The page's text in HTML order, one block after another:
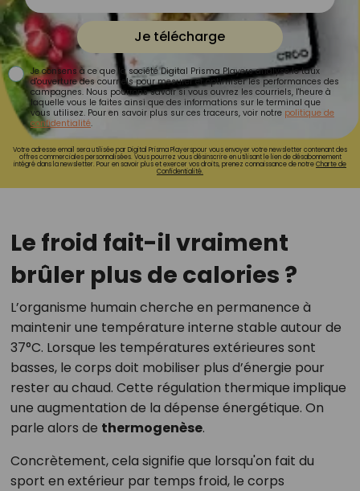
Je télécharge
Je consens à ce que la société Digital Prisma Players analyse le taux
d'ouverture des courriels pour mesurer et optimiser les performances des
campagnes. Nous pourrons savoir si vous ouvrez les courriels, l'heure à
laquelle vous le faites ainsi que des informations sur le terminal que
vous utilisez. Pour en savoir plus sur ces traceurs, voir notre politique de
confidentialité.
Votre adresse email sera utilisée par Digital Prisma Playerspour vous envoyer votre newsletter contenant des
offres commerciales personnalisées. Vous pourrez vous désinscrire en utilisant le lien de désabonnement
intégré dans la newsletter. Pour en savoir plus et exercer vos droits, prenez connaissance de notreCharte de
Confidentialité.
Le froid fait-il vraiment
brûler plus de calories ?
L’organisme humain cherche en permanence à
maintenir une température interne stable autour de
37°C. Lorsque les températures extérieures sont
basses, le corps doit mobiliser plus d’énergie pour
rester au chaud. Cette régulation thermique implique
une augmentation de la dépense énergétique. On
parle alors de thermogenèse.
Concrètement, cela signifie que lorsqu'on fait du
sport en extérieur par temps froid, le corps